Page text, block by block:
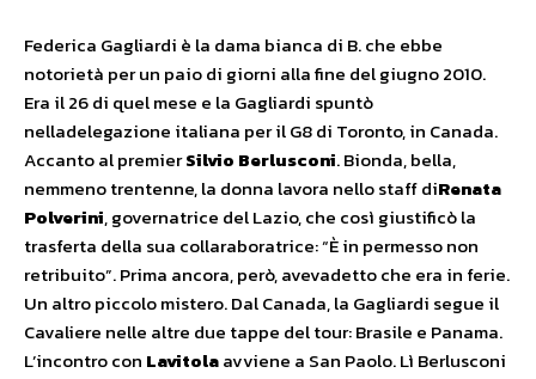
Federica Gagliardi è la dama bianca di B. che ebbe
notorietà per un paio di giorni alla fine del giugno 2010.
Era il 26 di quel mese e la Gagliardi spuntò
nelladelegazione italiana per il G8 di Toronto, in Canada.
Accanto al premierSilvio Berlusconi. Bionda, bella,
nemmeno trentenne, la donna lavora nello staff diRenata
Polverini, governatrice del Lazio, che così giustificò la
trasferta della sua collaraboratrice: “È in permesso non
retribuito”. Prima ancora, però, avevadetto che era in ferie.
Un altro piccolo mistero. Dal Canada, la Gagliardi segue il
Cavaliere nelle altre due tappe del tour: Brasile e Panama.
L’incontro con Lavitolaavviene a San Paolo. Lì Berlusconi